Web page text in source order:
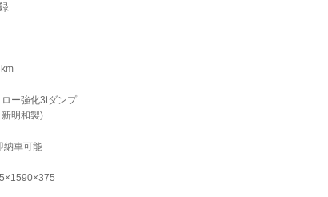
ー強化3tダンプ
明和製)
納車可能